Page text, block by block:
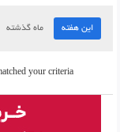
این هفته ماه گذشته
your criteria.